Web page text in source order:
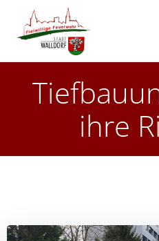
ihre